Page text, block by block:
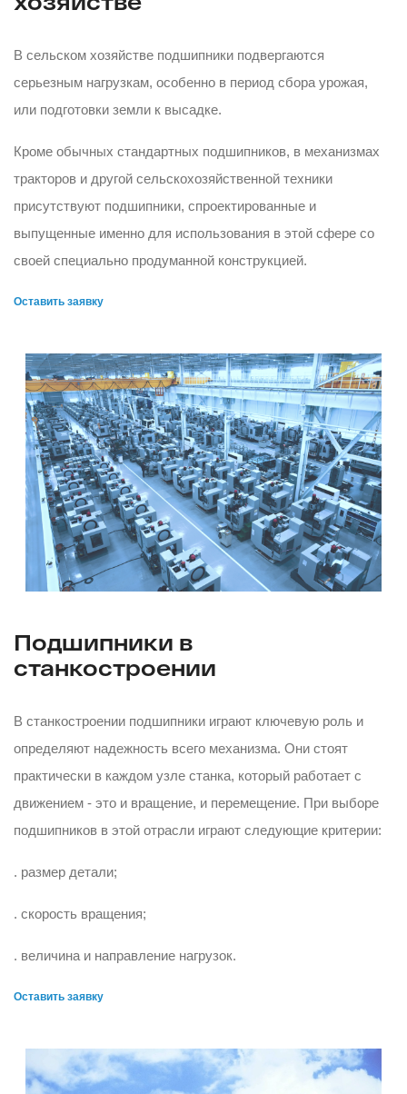
В сельском хозяйстве подшипники подвергаются
серьезным нагрузкам, особенно в период сбора урожая,
или подготовки земли к высадке.
Кроме обычных стандартных подшипников, в механизмах
тракторов и другой сельскохозяйственной техники
присутствуют подшипники, спроектированные и
выпущенные именно для использования в этой сфере со
своей специально продуманной конструкцией.
Оставить заявку
Подшипники в
станкостроении
В станкостроении подшипники играют ключевую роль и
определяют надежность всего механизма. Они стоят
практически в каждом узле станка, который работает с
движением - это и вращение, и перемещение. При выборе
подшипников в этой отрасли играют следующие критерии:
. размер детали;
. скорость вращения;
. величина и направление нагрузок.
Оставить заявку